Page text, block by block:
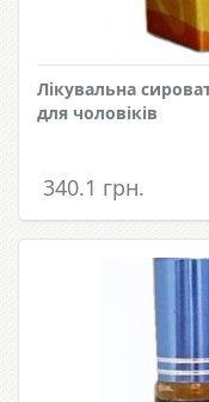
Лікувальна
для чоловіків
340.1 грн.